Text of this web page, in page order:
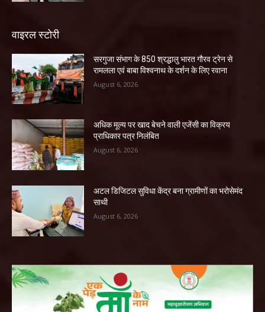
वाइरल स्टोरी
सरगुजा संभाग के 850 श्रद्धालु भारत गौरव ट्रेन से
रामलला एवं बाबा विश्वनाथ के दर्शन के लिए रवाना
August 6, 2026
अधिक मूल्य पर खाद बेचने वाली एजेंसी का विक्रय
प्राधिकार पत्र निलंबित
August 6, 2026
अटल डिजिटल सुविधा केंद्र बना ग्रामीणों का भरोसेमंद
साथी
August 6, 2026